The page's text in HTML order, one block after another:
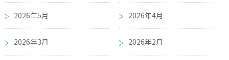
2026年5月 2026年4月
2026年3月 2026年2月